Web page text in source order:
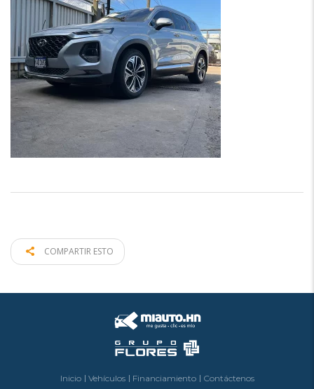
COMPARTIR ESTO
Inicio Vehículos Financiamiento Contáctenos